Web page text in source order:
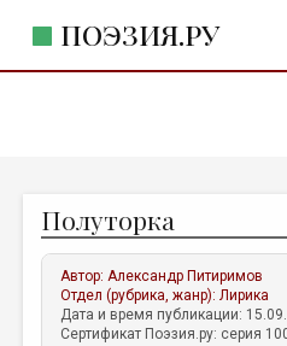
ПОЭЗИЯ.РУ
ЖАНРЫ
АВТОРЫ
КОММЕНТАРИИ
Полуторка
Автор:Александр Питиримов
Отдел (рубрика, жанр):Лирика
Дата и время публикации:
Сертификат Поэзия.ру: серия